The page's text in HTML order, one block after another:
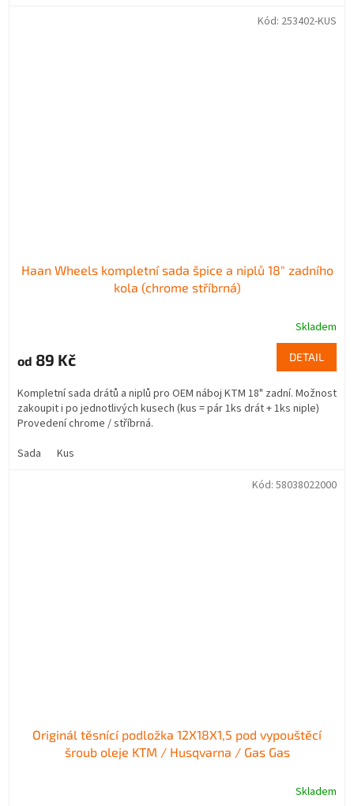
Haan Wheels kompletní sada špice a niplů 18" zadního
kola (chrome stříbrná)
Skladem
od 89 Kč DETAIL
Kompletní sada drátů a niplů pro OEM náboj KTM 18" zadní. Možnost
zakoupit i po jednotlivých kusech (kus = pár 1ks drát + 1ks niple)
Provedení chrome / stříbrná.
Sada
Kus
Kód: 253402-KUS
Originál těsnící podložka 12X18X1,5 pod vypouštěcí
šroub oleje KTM / Husqvarna / Gas Gas
Skladem
Kód: 58038022000